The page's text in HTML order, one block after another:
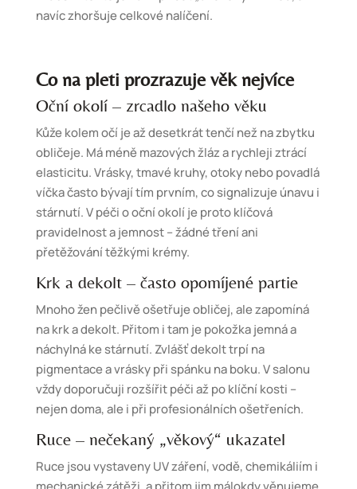
navíc zhoršuje celkové nalíčení.
Co na pleti prozrazuje věk nejvíce
Oční okolí – zrcadlo našeho věku
Kůže kolem očí je až desetkrát tenčí než na zbytku
obličeje. Má méně mazových žláz a rychleji ztrácí
elasticitu. Vrásky, tmavé kruhy, otoky nebo povadlá
víčka často bývají tím prvním, co signalizuje únavu i
stárnutí. V péči o oční okolí je proto klíčová
pravidelnost a jemnost – žádné tření ani
přetěžování těžkými krémy.
Krk a dekolt – často opomíjené partie
Mnoho žen pečlivě ošetřuje obličej, ale zapomíná
na krk a dekolt. Přitom i tam je pokožka jemná a
náchylná ke stárnutí. Zvlášť dekolt trpí na
pigmentace a vrásky při spánku na boku. V salonu
vždy doporučuji rozšířit péči až po klíční kosti –
nejen doma, ale i při profesionálních ošetřeních.
Ruce – nečekaný „věkový“ ukazatel
Ruce jsou vystaveny UV záření, vodě, chemikáliím i